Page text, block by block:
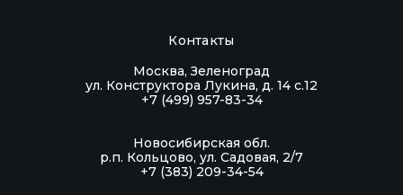
Хранение экспресс-тестов в упаковке
предприятия-изготовителя при температуре
от -30 °С до +30 °С в течение всего срока
Транспортировка:
Транспортирование экспресс-тестов при
Контакты
Москва, Зеленоград
ул. Конструктора Лукина, д. 14 с.12
+7 (499) 957-83-34
Новосибирская обл.
р.п. Кольцово, ул. Садовая, 2/7
+7 (383) 209-34-54